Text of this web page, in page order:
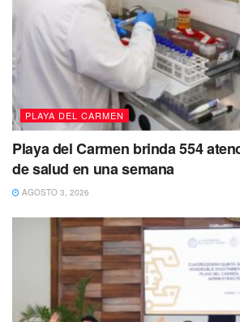
PLAYA DEL CARMEN
Playa del Carmen brinda 554
de salud en una semana
AGOSTO 3, 2026